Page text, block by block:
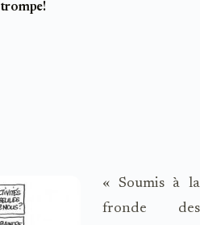
trompe!
« Soumis à la
fronde des